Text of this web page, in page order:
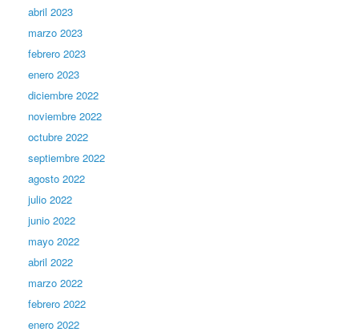
abril 2023
marzo 2023
febrero 2023
enero 2023
diciembre 2022
noviembre 2022
octubre 2022
septiembre 2022
agosto 2022
julio 2022
junio 2022
mayo 2022
abril 2022
marzo 2022
febrero 2022
enero 2022